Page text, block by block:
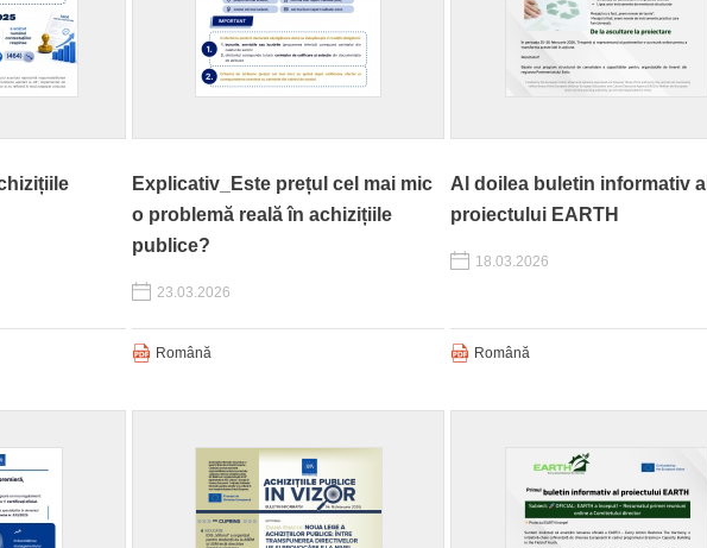
Explicativ_Este prețul cel mai mic
o problemă reală în achizițiile
publice?
23.03.2026
Română
Al doilea buletin informativ al
proiectului EARTH
18.03.2026
Română